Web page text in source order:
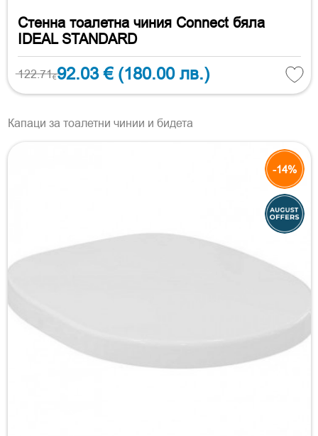
Стенна тоалетна чиния Connect бяла
IDEAL STANDARD
122.71€92.03 € (180.00 лв.)
Капаци за тоалетни чинии и бидета
-14%